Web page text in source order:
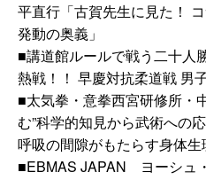
平直行「古賀先生に見た！
発動の奥義」
■講道館ルールで戦う二十
熱戦！！ 早慶対抗柔道戦 男
■太気拳・意拳西宮研修所
む”科学的知見から武術への
呼吸の間隙がもたらす身体生
■EBMAS JAPAN ヨーシュ